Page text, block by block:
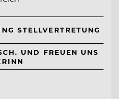
STELLVERTRETUNG
UND FREUEN UNS